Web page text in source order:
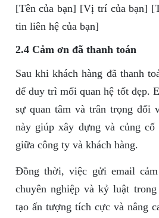
[Tên của bạn] [Vị trí của bạn]
tin liên hệ của bạn]
2.4 Cảm ơn đã thanh toán
Sau khi khách hàng đã thanh
để duy trì mối quan hệ tốt đẹp.
sự quan tâm và trân trọng đối
này giúp xây dựng và củng
giữa công ty và khách hàng.
Đồng thời, việc gửi email
chuyên nghiệp và kỷ luật
tạo ấn tượng tích cực và nâng